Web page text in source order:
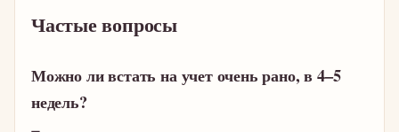
Частые вопросы
Можно ли встать на учет очень рано, в 4–5
недель?